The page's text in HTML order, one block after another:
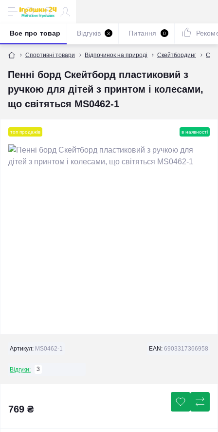
Спортивні товари Відпочинок на природі Скейтбординг
Пенні борд Скейтборд пластиковий з
ручкою для дітей з принтом і колесами,
що світяться MS0462-1
Все про товар Відгуків 3 Питання 0
топ продажів в наявності
Артикул: MS0462-1 EAN: 6903317366958
Відгуки: 3
769 ₴